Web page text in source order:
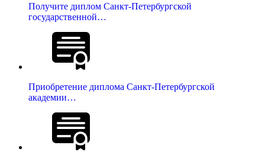
Получите диплом Санкт-Петербургской
государственной…
Приобретение диплома Санкт-Петербургской
академии…